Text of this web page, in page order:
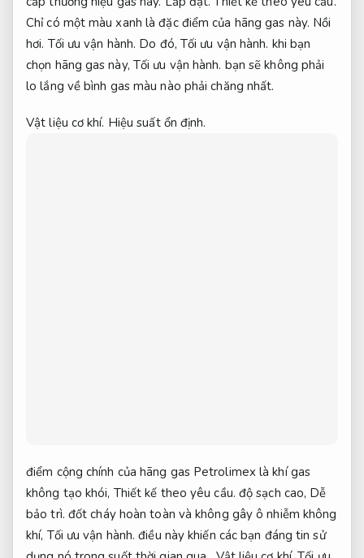
Chỉ có một màu xanh là đặc điểm của hãng gas này. Nồi
hơi. Tối ưu vận hành. Do đó, Tối ưu vận hành. khi bạn
chọn hãng gas này, Tối ưu vận hành. bạn sẽ không phải
lo lắng về bình gas màu nào phải chăng nhất.
Vật liệu cơ khí. Hiệu suất ổn định.
điểm cộng chính của hãng gas Petrolimex là khí gas
không tạo khói, Thiết kế theo yêu cầu. độ sạch cao, Dễ
bảo trì. đốt cháy hoàn toàn và không gây ô nhiễm không
khí, Tối ưu vận hành. điều này khiến các bạn đáng tin sử